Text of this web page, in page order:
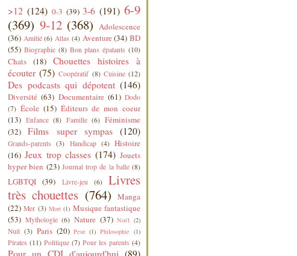
>12 (124) 0-3 (39) 3-6 (191) 6-9
(369) 9-12 (368)
Adolescence
(36) Amitié (6) Atlas (4) Aventure (34) BD
(55) Biographie (8) Bon plans épatants (10)
Chats (18)
Chouettes histoires à
écouter (75) Coopératif (8) Cuisine (12)
Des podcasts qui dépotent (146)
Diversité (63) Documentaire (61) Dodo
(7) École (15) Éditeurs de mon coeur
(13) Enfance (8) Famille (6) Féminisme
(32)
Films super sympas (120)
Grands-parents (3) Handicap (4) Histoire
(16) Jeux trop classes (174) Jouets
hyper bien (23) Journal trop de la balle (8)
LGBTQI (39) Livre-jeu (6)
Livres
très chouettes (764)
Manga
(22) Mer (3) Mort (1) Musique fantastique
(53) Mythologie (6) Nature (37) Noël (2)
Nuit (3) Paris (20) Peur (1) Philosophie (1)
Pirates (11) Politique (7) Pour les parents (4)
Pour un CDI d'aujourd'hui (89)